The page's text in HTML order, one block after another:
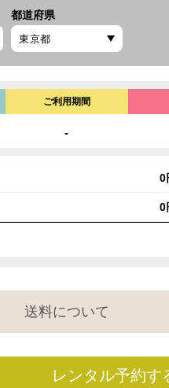
都道府県
ご利用期間
-
0
0
送料について
レンタル予約す